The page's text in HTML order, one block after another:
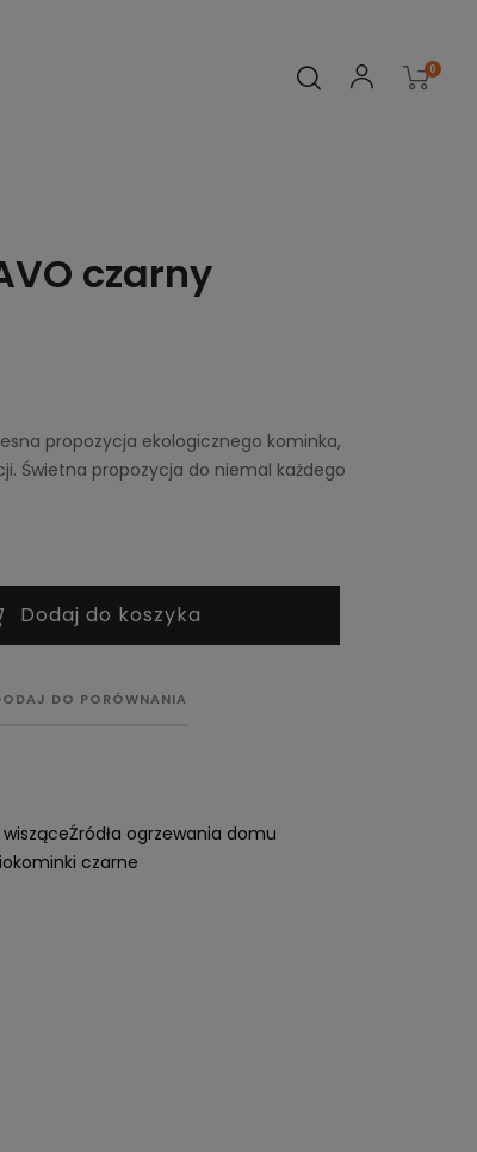
0
czarny
propozycja ekologicznego kominka,
Świetna propozycja do niemal każdego
Dodaj do koszyka
DO PORÓWNANIA
Źródła ogrzewania domu
czarne